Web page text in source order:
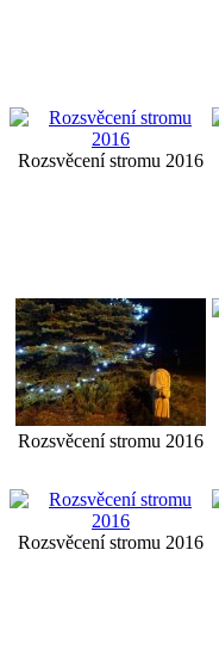
Rozsvěcení stromu 2016
Rozsvěcení stromu 2016
Rozsvěcení stromu 2016